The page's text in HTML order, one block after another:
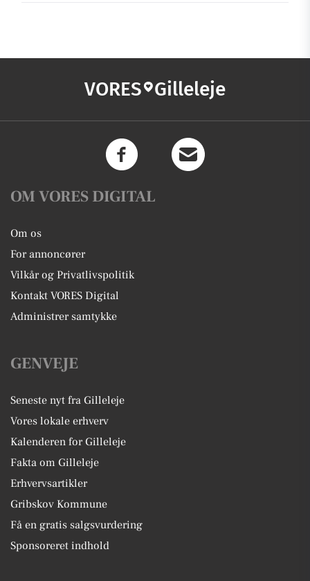
VORES Gilleleje
OM VORES DIGITAL
Om os
For annoncører
Vilkår og Privatlivspolitik
Kontakt VORES Digital
Administrer samtykke
GENVEJE
Seneste nyt fra Gilleleje
Vores lokale erhverv
Kalenderen for Gilleleje
Fakta om Gilleleje
Erhvervsartikler
Gribskov Kommune
Få en gratis salgsvurdering
Sponsoreret indhold